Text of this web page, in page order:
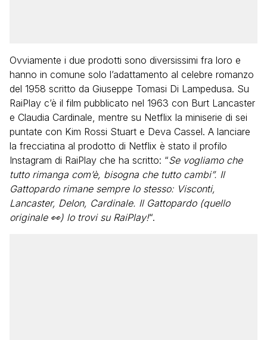
Ovviamente i due prodotti sono diversissimi fra loro e
hanno in comune solo l’adattamento al celebre romanzo
del 1958 scritto da Giuseppe Tomasi Di Lampedusa. Su
RaiPlay c’è il film pubblicato nel 1963 con Burt Lancaster
e Claudia Cardinale, mentre su Netflix la miniserie di sei
puntate con Kim Rossi Stuart e Deva Cassel. A lanciare
la frecciatina al prodotto di Netflix è stato il profilo
Instagram di RaiPlay che ha scritto: “Se vogliamo che
tutto rimanga com’è, bisogna che tutto cambi”. Il
Gattopardo rimane sempre lo stesso: Visconti,
Lancaster, Delon, Cardinale. Il Gattopardo (quello
originale 👀) lo trovi su RaiPlay!“.